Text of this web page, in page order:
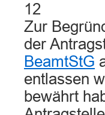
12
Zur
der
BeamtStG
entlassen
bewährt